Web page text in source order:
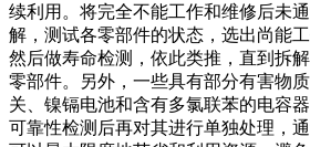
续利用。将完全不能工作和维修后未
解，测试各零部件的状态，选出尚能
然后做寿命检测，依此类推，直到拆
零部件。另外，一些具有部分有害物
关、镍镉电池和含有多氯联苯的电容
可靠性检测后再对其进行单独处理，